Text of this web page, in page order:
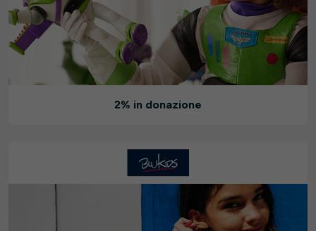
2% in donazione